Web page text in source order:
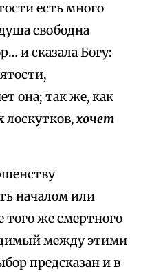
есть много
свободна
и сказала Богу:
она; так же, как
лоскутков,хочет
началом или
того же смертного
между этими
предсказан и в